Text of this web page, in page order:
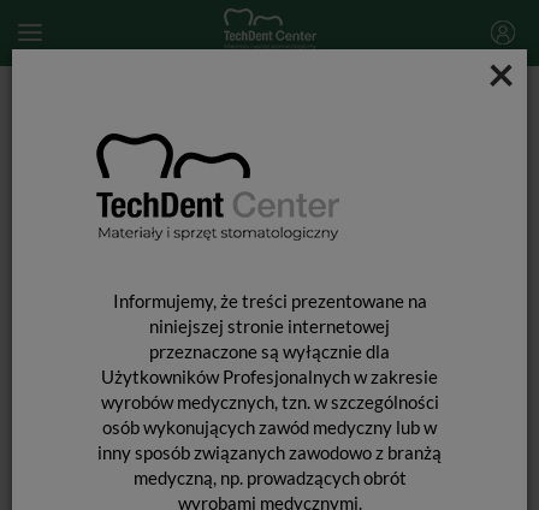
×
Informujemy, że treści prezentowane na
niniejszej stronie internetowej
przeznaczone są wyłącznie dla
Użytkowników Profesjonalnych w zakresie
wyrobów medycznych, tzn. w szczególności
osób wykonujących zawód medyczny lub w
inny sposób związanych zawodowo z branżą
medyczną, np. prowadzących obrót
wyrobami medycznymi.
Końcówka do skalera Woodpecker (standard EMS) / G8T